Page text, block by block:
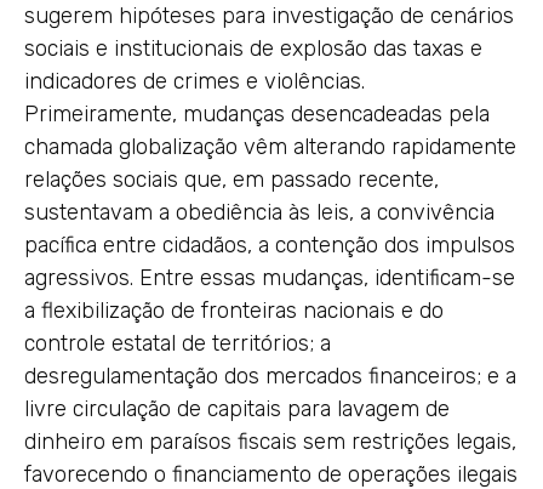
sugerem hipóteses para investigação de cenários
sociais e institucionais de explosão das taxas e
indicadores de crimes e violências.
Primeiramente, mudanças desencadeadas pela
chamada globalização vêm alterando rapidamente
relações sociais que, em passado recente,
sustentavam a obediência às leis, a convivência
pacífica entre cidadãos, a contenção dos impulsos
agressivos. Entre essas mudanças, identificam-se
a flexibilização de fronteiras nacionais e do
controle estatal de territórios; a
desregulamentação dos mercados financeiros; e a
livre circulação de capitais para lavagem de
dinheiro em paraísos fiscais sem restrições legais,
favorecendo o financiamento de operações ilegais